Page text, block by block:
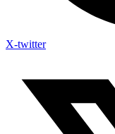
X-twitter